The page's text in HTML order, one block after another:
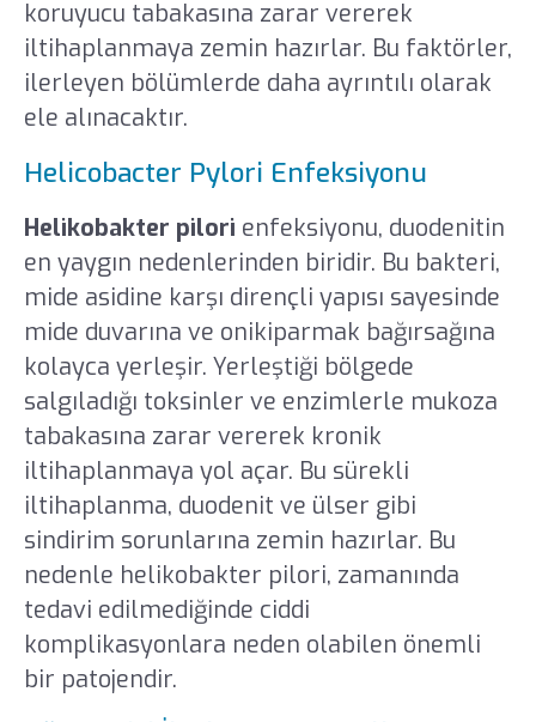
koruyucu tabakasına zarar vererek
iltihaplanmaya zemin hazırlar. Bu faktörler,
ilerleyen bölümlerde daha ayrıntılı olarak
ele alınacaktır.
Helicobacter Pylori Enfeksiyonu
Helikobakter pilori enfeksiyonu, duodenitin
en yaygın nedenlerinden biridir. Bu bakteri,
mide asidine karşı dirençli yapısı sayesinde
mide duvarına ve onikiparmak bağırsağına
kolayca yerleşir. Yerleştiği bölgede
salgıladığı toksinler ve enzimlerle mukoza
tabakasına zarar vererek kronik
iltihaplanmaya yol açar. Bu sürekli
iltihaplanma, duodenit ve ülser gibi
sindirim sorunlarına zemin hazırlar. Bu
nedenle helikobakter pilori, zamanında
tedavi edilmediğinde ciddi
komplikasyonlara neden olabilen önemli
bir patojendir.